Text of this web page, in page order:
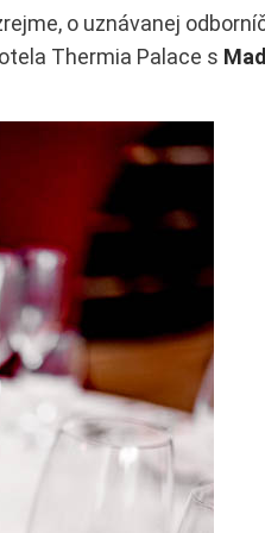
o uznávanej
Thermia Palace s